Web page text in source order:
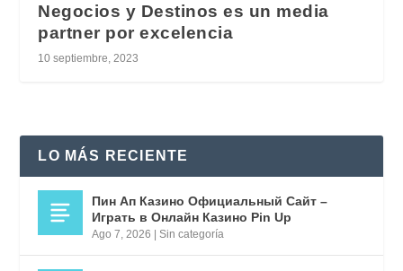
Negocios y Destinos es un media
partner por excelencia
10 septiembre, 2023
LO MÁS RECIENTE
Пин Ап Казино Официальный Сайт –
Играть в Онлайн Казино Pin Up
Ago 7, 2026 |Sin categoría